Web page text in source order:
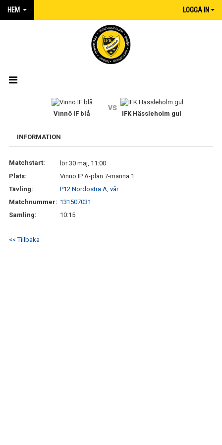
HEM LOGGA IN
KALENDER
IFK:AREN
KLUBBSHOP INTERSPORT
Vinnö IF blå
vs
IFK Hässleholm gul
INFORMATION
Matchstart:
lör 30 maj, 11:00
Plats:
Vinnö IP A-plan 7-manna 1
Tävling:
P12 Nordöstra A, vår
Matchnummer: 131507031
Samling:
10:15
<< Tillbaka